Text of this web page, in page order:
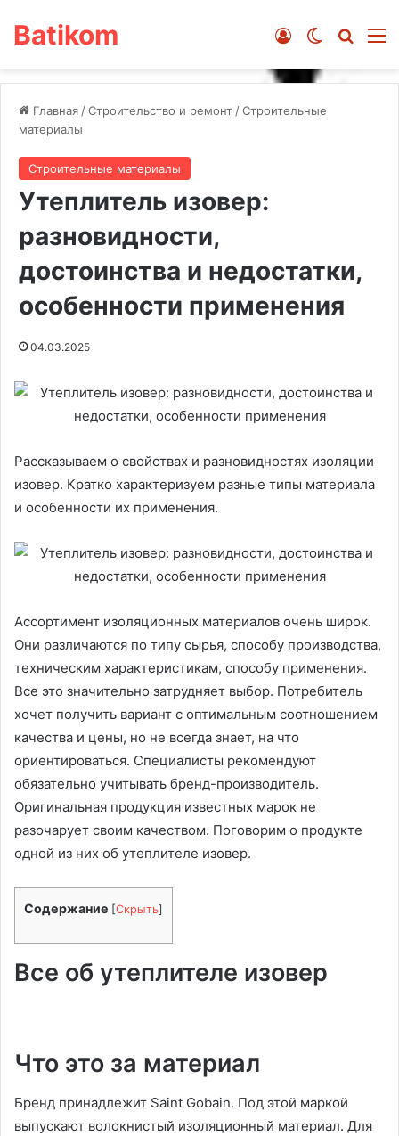
Batikom Switch skin
Войти
Главная /Строительство и ремонт /Строительные
материалы
Строительные материалы
Утеплитель изовер:
разновидности,
достоинства и недостатки,
особенности применения
04.03.2025
Рассказываем о свойствах и разновидностях изоляции
изовер. Кратко характеризуем разные типы материала
и особенности их применения.
Ассортимент изоляционных материалов очень широк.
Они различаются по типу сырья, способу производства,
техническим характеристикам, способу применения.
Все это значительно затрудняет выбор. Потребитель
хочет получить вариант с оптимальным соотношением
качества и цены, но не всегда знает, на что
ориентироваться. Специалисты рекомендуют
обязательно учитывать бренд-производитель.
Оригинальная продукция известных марок не
разочарует своим качеством. Поговорим о продукте
одной из них об утеплителе изовер.
Содержание [Скрыть]
Все об утеплителе изовер
Что это за материал
Бренд принадлежит Saint Gobain. Под этой маркой
выпускают волокнистый изоляционный материал. Для